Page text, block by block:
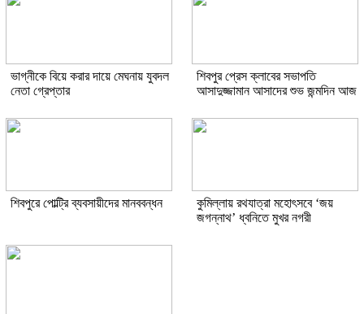
ভাগ্নীকে বিয়ে করার দায়ে মেঘনায় যুবদল
নেতা গ্রেপ্তার
শিবপুর প্রেস ক্লাবের সভাপতি
আসাদুজ্জামান আসাদের শুভ জন্মদিন আজ
শিবপুরে পোল্ট্রি ব্যবসায়ীদের মানববন্ধন
কুমিল্লায় রথযাত্রা মহোৎসবে ‘জয়
জগন্নাথ’ ধ্বনিতে মুখর নগরী